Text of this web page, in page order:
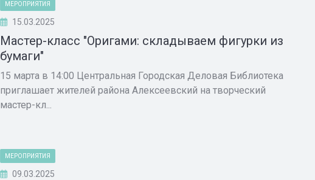
МЕРОПРИЯТИЯ
15.03.2025
Мастер-класс "Оригами: складываем фигурки из
бумаги"
15 марта в 14:00 Центральная Городская Деловая Библиотека
приглашает жителей района Алексеевский на творческий
мастер-кл...
МЕРОПРИЯТИЯ
09.03.2025